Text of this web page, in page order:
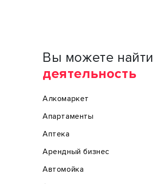
Вы можете найти
деятельность
Алкомаркет
Апартаменты
Аптека
Арендный бизнес
Автомойка